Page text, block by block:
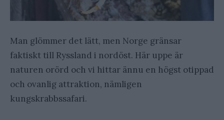
Man glömmer det lätt, men Norge gränsar
faktiskt till Ryssland i nordöst. Här uppe är
naturen orörd och vi hittar ännu en högst otippad
och ovanlig attraktion, nämligen
kungskrabbssafari.